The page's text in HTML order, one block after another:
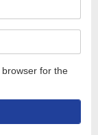
for the